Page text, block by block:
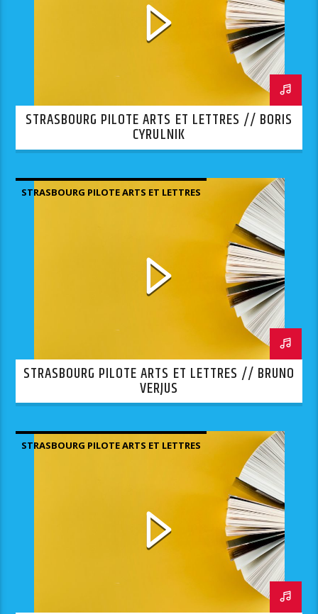
STRASBOURG PILOTE ARTS ET LETTRES // BORIS
CYRULNIK
STRASBOURG PILOTE ARTS ET LETTRES
STRASBOURG PILOTE ARTS ET LETTRES // BRUNO
VERJUS
STRASBOURG PILOTE ARTS ET LETTRES